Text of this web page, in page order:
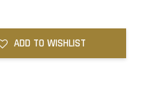
ADD TO WISHLIST